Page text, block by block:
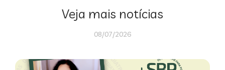
Veja mais notícias
08/07/2026